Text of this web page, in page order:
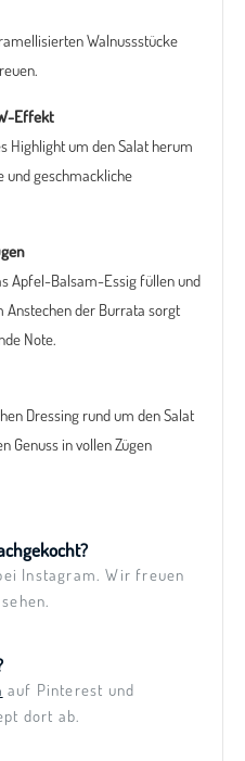
Walnussstücke
Effekt
Highlight um den Salat herum
und geschmackliche
Apfel-Balsam-Essig füllen und
Anstechen der Burrata sorgt
Note.
Dressing rund um den Salat
Genuss in vollen Zügen
Instagram. Wir freuen
auf Pinterest und
dort ab.